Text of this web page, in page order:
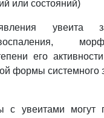
или состояний)
увеита
его
формы системного
с увеитами могут